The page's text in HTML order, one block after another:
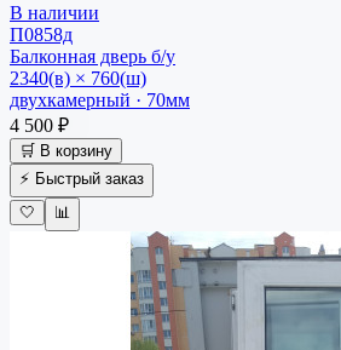
В наличии
П0858д
Балконная дверь б/у
2340(в) × 760(ш)
двухкамерный · 70мм
4 500 ₽
🛒 В корзину
⚡ Быстрый заказ
🤍
📊